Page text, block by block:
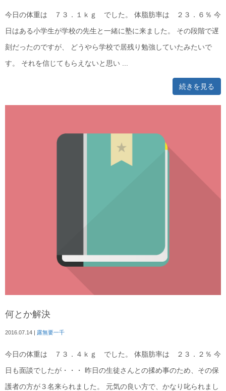
今日の体重は ７３．１ｋｇ でした。 体脂肪率は ２３．６％ 今
日はある小学生が学校の先生と一緒に塾に来ました。 その段階で遅
刻だったのですが、 どうやら学校で居残り勉強していたみたいで
す。 それを信じてもらえないと思い ...
続きを見る
何とか解決
2016.07.14 | 露無要一千
今日の体重は ７３．４ｋｇ でした。 体脂肪率は ２３．２％ 今
日も面談でしたが・・・ 昨日の生徒さんとの揉め事のため、その保
護者の方が３名来られました。 元気の良い方で、かなり叱られまし